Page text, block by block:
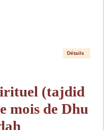
Détails
(tajdid
mois de Dhu